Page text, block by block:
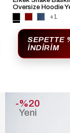
Oversize Hoodie
+1
SEPETTE
İNDIRIM
%20
Yeni